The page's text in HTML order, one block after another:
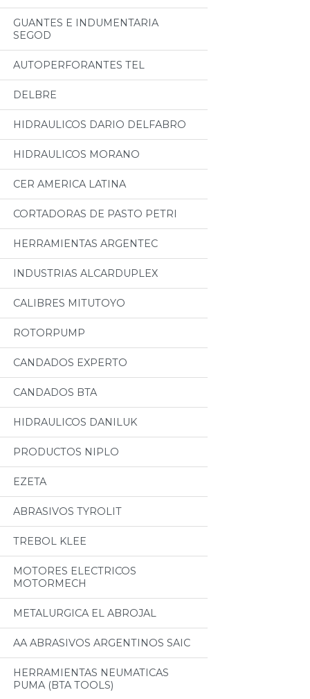
GUANTES E INDUMENTARIA
SEGOD
AUTOPERFORANTES TEL
DELBRE
HIDRAULICOS DARIO DELFABRO
HIDRAULICOS MORANO
CER AMERICA LATINA
CORTADORAS DE PASTO PETRI
HERRAMIENTAS ARGENTEC
INDUSTRIAS ALCARDUPLEX
CALIBRES MITUTOYO
ROTORPUMP
CANDADOS EXPERTO
CANDADOS BTA
HIDRAULICOS DANILUK
PRODUCTOS NIPLO
EZETA
ABRASIVOS TYROLIT
TREBOL KLEE
MOTORES ELECTRICOS
MOTORMECH
METALURGICA EL ABROJAL
AA ABRASIVOS ARGENTINOS SAIC
HERRAMIENTAS NEUMATICAS
PUMA (BTA TOOLS)